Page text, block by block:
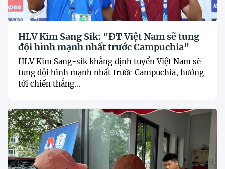
HLV Kim Sang Sik: "ĐT Việt Nam sẽ tung
đội hình mạnh nhất trước Campuchia"
HLV Kim Sang-sik khẳng định tuyển Việt Nam sẽ
tung đội hình mạnh nhất trước Campuchia, hướng
tới chiến thắng...